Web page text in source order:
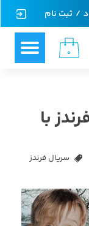
۰
/ ثبت نام
با
سریال فرندز